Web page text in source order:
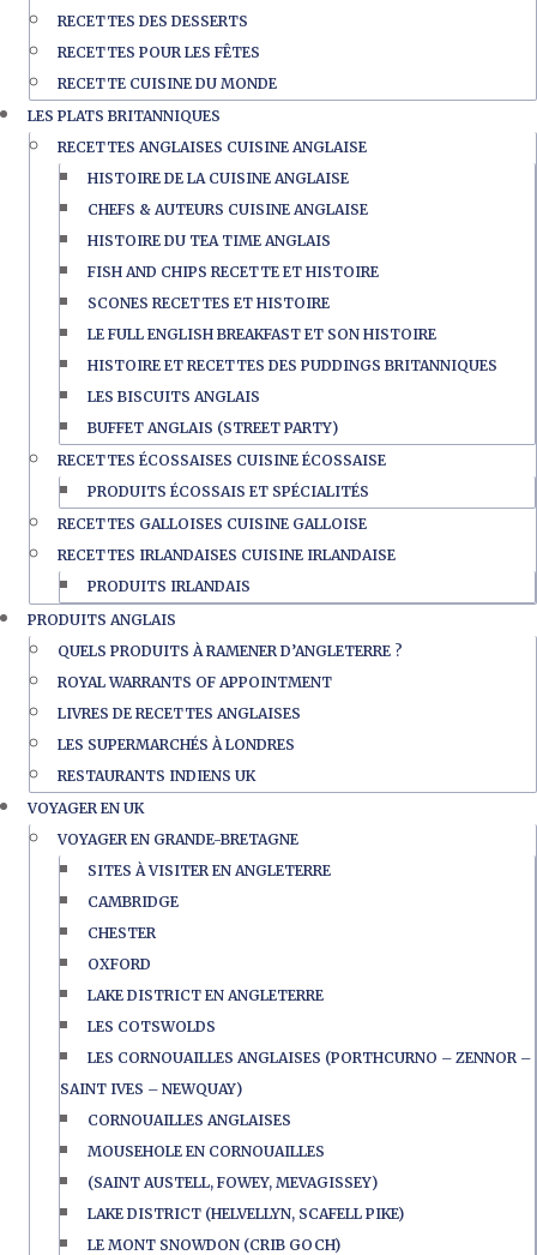
RECETTES DES DESSERTS
RECETTES POUR LES FÊTES
RECETTE CUISINE DU MONDE
LES PLATS BRITANNIQUES
RECETTES ANGLAISES CUISINE ANGLAISE
HISTOIRE DE LA CUISINE ANGLAISE
CHEFS & AUTEURS CUISINE ANGLAISE
HISTOIRE DU TEA TIME ANGLAIS
FISH AND CHIPS RECETTE ET HISTOIRE
SCONES RECETTES ET HISTOIRE
LE FULL ENGLISH BREAKFAST ET SON HISTOIRE
HISTOIRE ET RECETTES DES PUDDINGS BRITANNIQUES
LES BISCUITS ANGLAIS
BUFFET ANGLAIS (STREET PARTY)
RECETTES ÉCOSSAISES CUISINE ÉCOSSAISE
PRODUITS ÉCOSSAIS ET SPÉCIALITÉS
RECETTES GALLOISES CUISINE GALLOISE
RECETTES IRLANDAISES CUISINE IRLANDAISE
PRODUITS IRLANDAIS
PRODUITS ANGLAIS
QUELS PRODUITS À RAMENER D’ANGLETERRE ?
ROYAL WARRANTS OF APPOINTMENT
LIVRES DE RECETTES ANGLAISES
LES SUPERMARCHÉS À LONDRES
RESTAURANTS INDIENS UK
VOYAGER EN UK
VOYAGER EN GRANDE-BRETAGNE
SITES À VISITER EN ANGLETERRE
CAMBRIDGE
CHESTER
OXFORD
LAKE DISTRICT EN ANGLETERRE
LES COTSWOLDS
LES CORNOUAILLES ANGLAISES (PORTHCURNO – ZENNOR –
SAINT IVES – NEWQUAY)
CORNOUAILLES ANGLAISES
MOUSEHOLE EN CORNOUAILLES
(SAINT AUSTELL, FOWEY, MEVAGISSEY)
LAKE DISTRICT (HELVELLYN, SCAFELL PIKE)
LE MONT SNOWDON (CRIB GOCH)